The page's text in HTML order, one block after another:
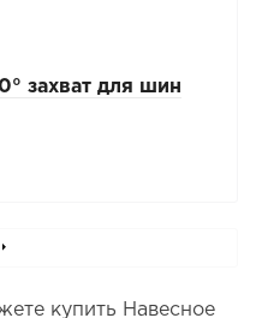
захват для шин
купить Навесное